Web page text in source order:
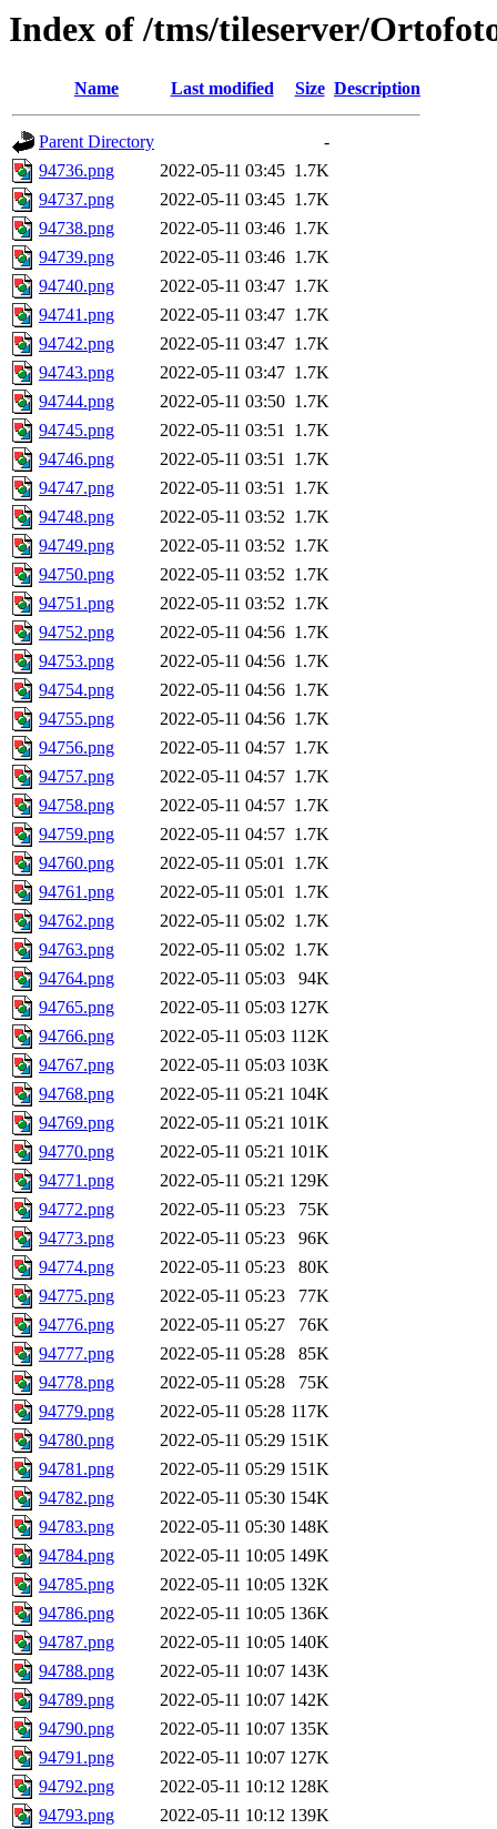
Index of /tms/tileserver/
Name Last modified Size Description
Parent Directory
-
94736.png
2022-05-11 03:45 1.7K
94737.png
2022-05-11 03:45 1.7K
94738.png
2022-05-11 03:46 1.7K
94739.png
2022-05-11 03:46 1.7K
94740.png
2022-05-11 03:47 1.7K
94741.png
2022-05-11 03:47 1.7K
94742.png
2022-05-11 03:47 1.7K
94743.png
2022-05-11 03:47 1.7K
94744.png
2022-05-11 03:50 1.7K
94745.png
2022-05-11 03:51 1.7K
94746.png
2022-05-11 03:51 1.7K
94747.png
2022-05-11 03:51 1.7K
94748.png
2022-05-11 03:52 1.7K
94749.png
2022-05-11 03:52 1.7K
94750.png
2022-05-11 03:52 1.7K
94751.png
2022-05-11 03:52 1.7K
94752.png
2022-05-11 04:56 1.7K
94753.png
2022-05-11 04:56 1.7K
94754.png
2022-05-11 04:56 1.7K
94755.png
2022-05-11 04:56 1.7K
94756.png
2022-05-11 04:57 1.7K
94757.png
2022-05-11 04:57 1.7K
94758.png
2022-05-11 04:57 1.7K
94759.png
2022-05-11 04:57 1.7K
94760.png
2022-05-11 05:01 1.7K
94761.png
2022-05-11 05:01 1.7K
94762.png
2022-05-11 05:02 1.7K
94763.png
2022-05-11 05:02 1.7K
94764.png
2022-05-11 05:03
94K
94765.png
2022-05-11 05:03 127K
94766.png
2022-05-11 05:03 112K
94767.png
2022-05-11 05:03 103K
94768.png
2022-05-11 05:21 104K
94769.png
2022-05-11 05:21 101K
94770.png
2022-05-11 05:21 101K
94771.png
2022-05-11 05:21 129K
94772.png
2022-05-11 05:23
75K
94773.png
2022-05-11 05:23
96K
94774.png
2022-05-11 05:23
80K
94775.png
2022-05-11 05:23
77K
94776.png
2022-05-11 05:27
76K
94777.png
2022-05-11 05:28
85K
94778.png
2022-05-11 05:28
75K
94779.png
2022-05-11 05:28 117K
94780.png
2022-05-11 05:29 151K
94781.png
2022-05-11 05:29 151K
94782.png
2022-05-11 05:30 154K
94783.png
2022-05-11 05:30 148K
94784.png
2022-05-11 10:05 149K
94785.png
2022-05-11 10:05 132K
94786.png
2022-05-11 10:05 136K
94787.png
2022-05-11 10:05 140K
94788.png
2022-05-11 10:07 143K
94789.png
2022-05-11 10:07 142K
94790.png
2022-05-11 10:07 135K
94791.png
2022-05-11 10:07 127K
94792.png
2022-05-11 10:12 128K
94793.png
2022-05-11 10:12 139K